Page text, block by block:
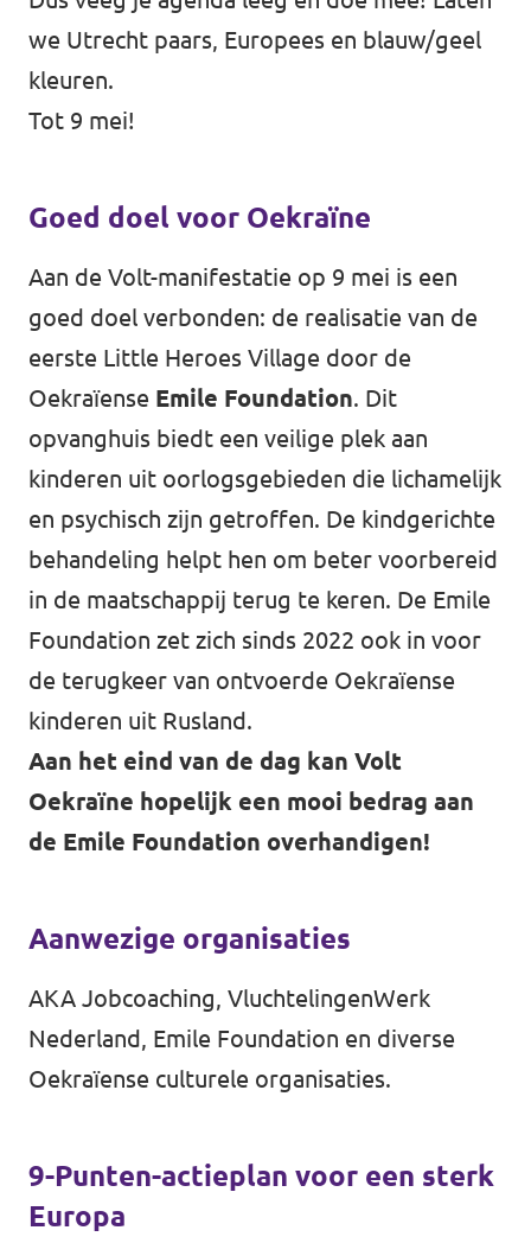
we Utrecht paars, Europees en blauw/geel
kleuren.
Tot 9 mei!
Goed doel voor Oekraïne
Aan de Volt-manifestatie op 9 mei is een
goed doel verbonden: de realisatie van de
eerste Little Heroes Village door de
Oekraïense Emile Foundation. Dit
opvanghuis biedt een veilige plek aan
kinderen uit oorlogsgebieden die lichamelijk
en psychisch zijn getroffen. De kindgerichte
behandeling helpt hen om beter voorbereid
in de maatschappij terug te keren. De Emile
Foundation zet zich sinds 2022 ook in voor
de terugkeer van ontvoerde Oekraïense
kinderen uit Rusland.
Aan het eind van de dag kan Volt
Oekraïne hopelijk een mooi bedrag aan
de Emile Foundation overhandigen!
Aanwezige organisaties
AKA Jobcoaching, VluchtelingenWerk
Nederland, Emile Foundation en diverse
Oekraïense culturele organisaties.
9-Punten-actieplan voor een sterk
Europa